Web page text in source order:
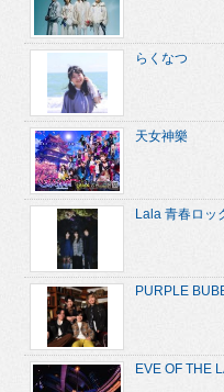
らくなつ
天女神樂
Lala 青春ロッ
PURPLE
EVE OF THE